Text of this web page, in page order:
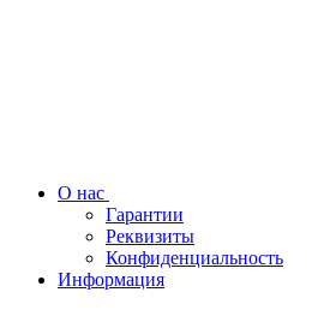
О нас
Гарантии
Реквизиты
Конфиденциальность
Информация